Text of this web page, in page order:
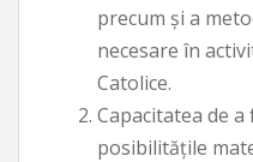
precum şi a
necesare în
Catolice.
Capacitatea de
posibilităţile